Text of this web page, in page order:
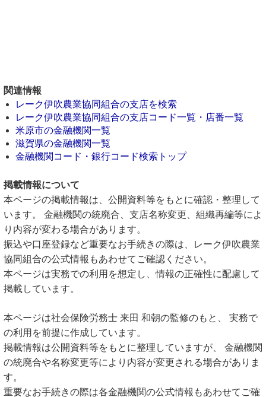
関連情報
レーク伊吹農業協同組合の支店を検索
レーク伊吹農業協同組合の支店コード一覧・店番一覧
米原市の金融機関一覧
滋賀県の金融機関一覧
金融機関コード・銀行コード検索トップ
掲載情報について
本ページの掲載情報は、公開資料等をもとに確認・整理して
います。 金融機関の統廃合、支店名称変更、組織再編等によ
り内容が変わる場合があります。
振込や口座登録など重要なお手続きの際は、レーク伊吹農業
協同組合の公式情報もあわせてご確認ください。
本ページは実務での利用を想定し、情報の正確性に配慮して
掲載しています。
本ページは社会保険労務士 来田 和朝の監修のもと、 実務で
の利用を前提に作成しています。
掲載情報は公開資料等をもとに整理していますが、 金融機関
の統廃合や名称変更等により内容が変更される場合がありま
す。
重要なお手続きの際は各金融機関の公式情報もあわせてご確